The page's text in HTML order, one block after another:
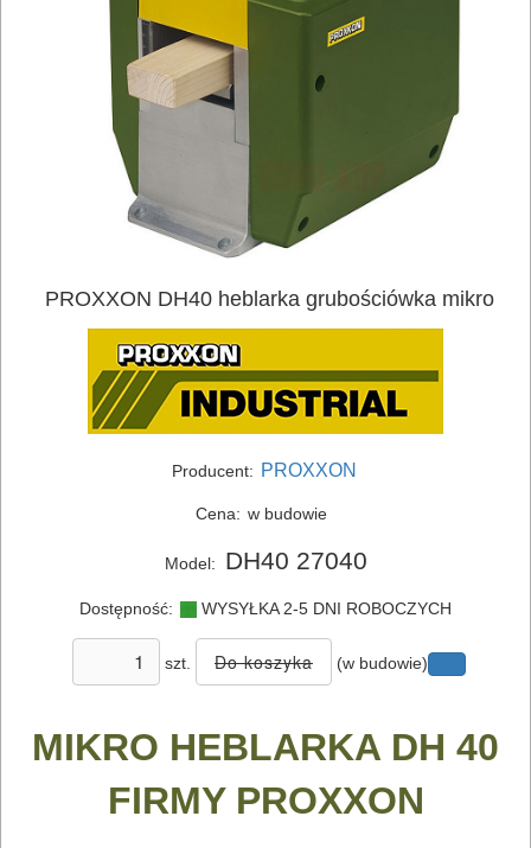
ELEKTRONARZĘDZIA
ELEKTRONARZĘDZIA
AKUMULATOROWE
OSPRZĘT
AKCESORIA
ELEKTRONARZĘDZI
PROXXON DH40 heblarka grubościówka mikro
Producent: PROXXON
Cena: w budowie
Model: DH40 27040
Dostępność: WYSYŁKA 2-5 DNI ROBOCZYCH
szt. (w budowie)
MIKRO HEBLARKA DH 40
FIRMY PROXXON